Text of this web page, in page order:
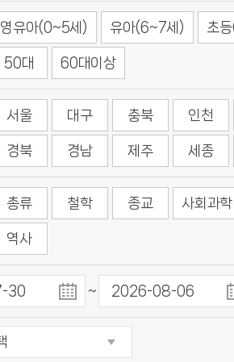
영유아(0~5세) 유아(6~7세) 초
50대 60대이상
서울 대구 충북 인천
경북 경남 제주 세종
총류 철학 종교 사회과학
역사
~